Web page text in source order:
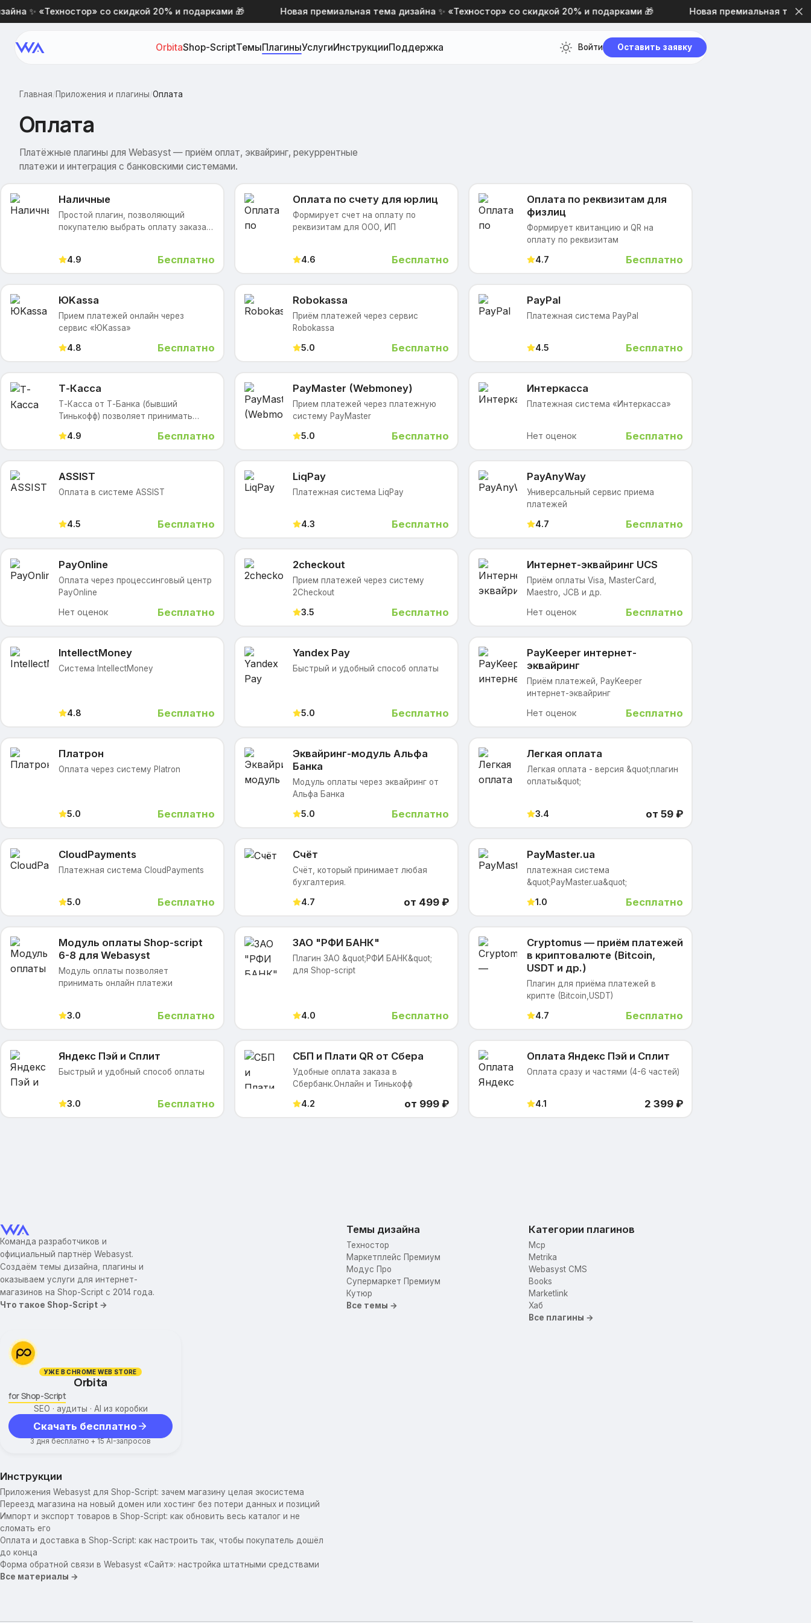
✨ «Техностор» со скидкой 20% и подарками 🎁 Новая премиальная тема дизайна ✨ «Техностор» со скидкой 20% и подарками 🎁 Новая премиальная тема
OrbitaShop-ScriptТемыПлагиныУслугиИнструкцииПоддержка Войти Оставить заявку
Главная/Приложения и плагины/Оплата
Оплата
Платёжные плагины для Webasyst — приём оплат, эквайринг, рекуррентные
платежи и интеграция с банковскими системами.
Наличные
Простой плагин, позволяющий
покупателю выбрать оплату заказа
возможность выбора оплаты заказа
4.9 Бесплатно
Оплата по счету для юрлиц
Формирует счет на оплату по
реквизитам для ООО, ИП
4.6 Бесплатно
Оплата по реквизитам для
физлиц
Формирует квитанцию и QR на
оплату по реквизитам
4.7 Бесплатно
ЮKassa
Прием платежей онлайн через
сервис «ЮKassa»
4.8 Бесплатно
Robokassa
Приём платежей через сервис
Robokassa
5.0 Бесплатно
PayPal
Платежная система PayPal
4.5 Бесплатно
Т-Касса
Т-Касса от Т-Банка (бывший
Тинькофф) позволяет принимать
включая СБП (QR-код). После
4.9 Бесплатно
PayMaster (Webmoney)
Прием платежей через платежную
систему PayMaster
5.0 Бесплатно
Интеркасса
Платежная система «Интеркасса»
Нет оценок Бесплатно
ASSIST
Оплата в системе ASSIST
4.5 Бесплатно
LiqPay
Платежная система LiqPay
4.3 Бесплатно
PayAnyWay
Универсальный сервис приема
платежей
4.7 Бесплатно
PayOnline
Оплата через процессинговый центр
PayOnline
Нет оценок Бесплатно
2checkout
Прием платежей через систему
2Checkout
3.5 Бесплатно
Интернет-эквайринг UCS
Приём оплаты Visa, MasterCard,
Maestro, JCB и др.
Нет оценок Бесплатно
IntellectMoney
Cистема IntellectMoney
4.8 Бесплатно
Yandex Pay
Быстрый и удобный способ оплаты
5.0 Бесплатно
PayKeeper интернет-
эквайринг
Приём платежей, PayKeeper
интернет-эквайринг
Нет оценок Бесплатно
Платрон
Оплата через систему Platron
5.0 Бесплатно
Эквайринг-модуль Альфа
Банка
Модуль оплаты через эквайринг от
Альфа Банка
5.0 Бесплатно
Легкая оплата
Легкая оплата - версия &quot;плагин
оплаты&quot;
3.4 от 59 ₽
CloudPayments
Платежная система CloudPayments
5.0 Бесплатно
Счёт
Счёт, который принимает любая
бухгалтерия.
4.7 от 499 ₽
PayMaster.ua
платежная система
&quot;PayMaster.ua&quot;
1.0 Бесплатно
Модуль оплаты Shop-script
6-8 для Webasyst
Модуль оплаты позволяет
принимать онлайн платежи
3.0 Бесплатно
ЗАО "РФИ БАНК"
Плагин ЗАО &quot;РФИ БАНК&quot;
для Shop-script
4.0 Бесплатно
Cryptomus — приём платежей
в криптовалюте (Bitcoin,
USDT и др.)
Плагин для приёма платежей в
крипте (Bitcoin,USDT)
4.7 Бесплатно
Яндекс Пэй и Сплит
Быстрый и удобный способ оплаты
3.0 Бесплатно
СБП и Плати QR от Сбера
Удобные оплата заказа в
Сбербанк.Онлайн и Тинькофф
4.2 от 999 ₽
Оплата Яндекс Пэй и Сплит
Оплата сразу и частями (4-6 частей)
4.1 2 399 ₽
Команда разработчиков и
официальный партнёр Webasyst.
Создаём темы дизайна, плагины и
оказываем услуги для интернет-
магазинов на Shop-Script с 2014 года.
Что такое Shop-Script →
УЖЕ В CHROME WEB STORE
Orbita
for Shop-Script
SEO · аудиты · AI из коробки
Скачать бесплатно
3 дня бесплатно + 15 AI-запросов
Темы дизайна
Техностор
Маркетплейс Премиум
Модус Про
Супермаркет Премиум
Кутюр
Все темы →
Категории плагинов
Mcp
Metrika
Webasyst CMS
Books
Marketlink
Хаб
Все плагины →
Инструкции
Приложения Webasyst для Shop-Script: зачем магазину целая экосистема
Переезд магазина на новый домен или хостинг без потери данных и позиций
Импорт и экспорт товаров в Shop-Script: как обновить весь каталог и не
сломать его
Оплата и доставка в Shop-Script: как настроить так, чтобы покупатель дошёл
до конца
Форма обратной связи в Webasyst «Сайт»: настройка штатными средствами
Все материалы →